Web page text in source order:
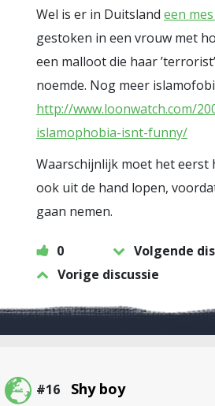
Wel is er in Duitsland een
gestoken in een vrouw met
een malloot die haar ’terrorist’
noemde. Nog meer
http://www.loonwatch.com/
islamophobia-isnt-funny/
Waarschijnlijk moet het eerst
ook uit de hand lopen,
gaan nemen.
0
Volgende
Vorige discussie
#16 Shy boy